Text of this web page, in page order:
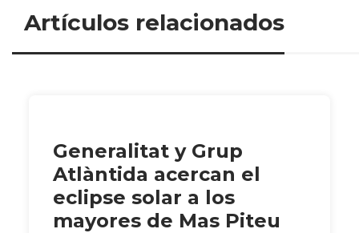
Artículos relacionados
Generalitat y Grup
Atlàntida acercan el
eclipse solar a los
mayores de Mas Piteu